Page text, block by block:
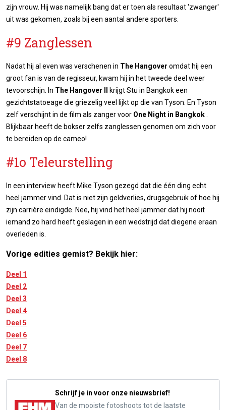
zijn vrouw. Hij was namelijk bang dat er toen als resultaat 'zwanger'
uit was gekomen, zoals bij een aantal andere sporters.
#9 Zanglessen
Nadat hij al even was verschenen in The Hangover omdat hij een
groot fan is van de regisseur, kwam hij in het tweede deel weer
tevoorschijn. In The Hangover II
krijgt Stu in Bangkok een
gezichtstatoeage die griezelig veel lijkt op die van Tyson. En Tyson
zelf verschijnt in de film als zanger voor One Night in Bangkok
Blijkbaar heeft de bokser zelfs zanglessen genomen om zich voor
te bereiden op de cameo!
#1o Teleurstelling
In een interview heeft Mike Tyson gezegd dat die één ding echt
heel jammer vind. Dat is niet zijn geldverlies, drugsgebruik of hoe hij
zijn carrière eindigde. Nee, hij vind het heel jammer dat hij nooit
iemand zo hard heeft geslagen in een wedstrijd dat diegene eraan
overleden is.
Vorige edities gemist? Bekijk hier:
Deel 1
Deel 2
Deel 3
Deel 4
Deel 5
Deel 6
Deel 7
Deel 8
Schrijf je in voor onze nieuwsbrief!
Van de mooiste fotoshoots tot de laatste